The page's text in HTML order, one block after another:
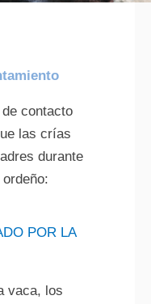
contacto
las crías
durante
POR LA
vaca, los